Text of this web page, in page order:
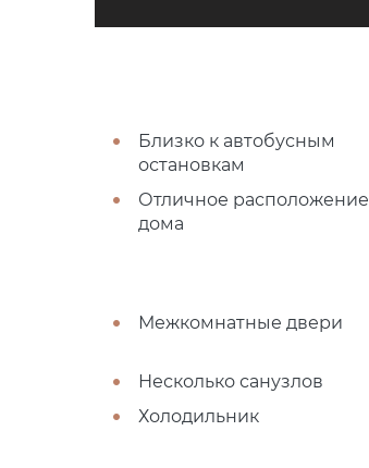
Близко к автобусным
остановкам
Отличное расположение
дома
Межкомнатные двери
Несколько санузлов
Холодильник